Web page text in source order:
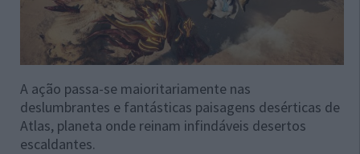
A ação passa-se maioritariamente nas
deslumbrantes e fantásticas paisagens desérticas de
Atlas, planeta onde reinam infindáveis desertos
escaldantes.